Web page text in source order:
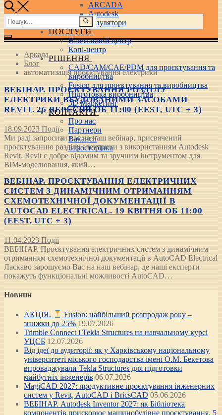
ARCADA
Autodesk
3D маніпулятори
ПОСЛУГИ
Навчальний центр
Копі-центр
РІШЕННЯ
CAD/CAM/CAE/PDM для проєктування та
виробництва
Fusion для проєктування та виробництва
Підготовка виробництва
3D Маркетинг
КОНТАКТИ
Про нас
Партнери
Вакансії
Інфосторінка
Пошук:
Аркада
Блог
автоматизація проєктування електрики
ВЕБІНАР. ПРОЄКТУВАННЯ РОЗДІЛУ
ЕЛЕКТРИКИ ВБУДОВАНИМИ ЗАСОБАМИ
REVIT. 26 ВЕРЕСНЯ ОБ 11:00 (EEST, UTC + 3)
18.09.2023 Події
Ми раді запросити вас на наш вебінар, присвячений
проєктуванню розділу електрики з використанням Autodesk
Revit. Revit є добре відомим та зручним інструментом для
BIM-моделювання, який…
ВЕБІНАР. ПРОЄКТУВАННЯ ЕЛЕКТРИЧНИХ
СИСТЕМ З ДИНАМІЧНИМ ОТРИМАННЯМ
СХЕМОТЕХНІЧНОЇ ДОКУМЕНТАЦІЇ В
AUTOCAD ELECTRICAL. 19 КВІТНЯ ОБ 11:00
(EEST, UTC + 3)
11.04.2023 Події
ВЕБІНАР. Проєктування електричних систем з динамічним
отриманням схемотехнічної документації в AutoCAD Electrical
Ласкаво зарошуємо Вас на наш вебінар, де наші експерти
покажуть функціональні можливості AutoCAD…
Новини
АКЦІЯ.
Fusion: найбільший розпродаж року –
знижки до 25% 19.07.2026
Trimble Connect і Tekla Structures на навчальному курсі
УЦСБ 12.07.2026
Від ідеї до аудиторії: як у Харківському національному
університеті міського господарства імені О.М. Бекетова
впроваджували Tekla Structures для підготовки
майбутніх інженерів 06.07.2026
MagiCAD 2027: продуктивне проєктування інженерних
систем у Revit, AutoCAD і BricsCAD 05.06.2026
ВЕБІНАР. Autodesk Inventor 2027: як Бібліотека
компонентів прискорює машинобудівне проєктування. 5